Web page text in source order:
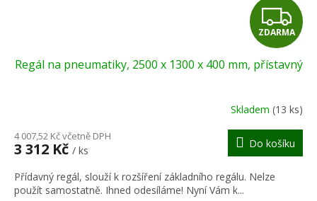
Z
D
A
R
M
A
ZDARMA
Regál na pneumatiky, 2500 x 1300 x 400 mm, přístavný
Skladem (13 ks)
4 007,52 Kč včetně DPH
3 312 Kč / ks
Do košíku
Přídavný regál, slouží k rozšíření základního regálu. Nelze
použít samostatně. Ihned odesíláme! Nyní Vám k...